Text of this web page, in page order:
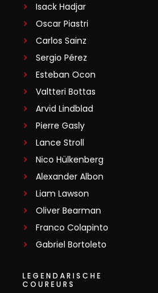
Isack Hadjar
Oscar Piastri
Carlos Sainz
Sergio Pérez
Esteban Ocon
Valtteri Bottas
Arvid Lindblad
Pierre Gasly
Lance Stroll
Nico Hülkenberg
Alexander Albon
Liam Lawson
Oliver Bearman
Franco Colapinto
Gabriel Bortoleto
LEGENDARISCHE
COUREURS